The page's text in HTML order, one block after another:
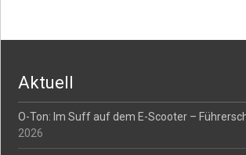
Aktuell
O-Ton: Im Suff auf dem E-Scooter –
2026